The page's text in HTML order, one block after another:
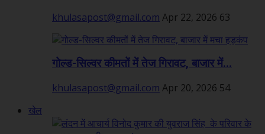
khulasapost@gmail.com Apr 22, 2026 63
गोल्ड-सिल्वर कीमतों में तेज गिरावट, बाजार में...
khulasapost@gmail.com Apr 20, 2026 54
खेल